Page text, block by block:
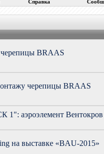
Справка
черепицы BRAAS
черепицы BRAAS
аэроэлемент Вентокров
на выставке «BAU-2015»